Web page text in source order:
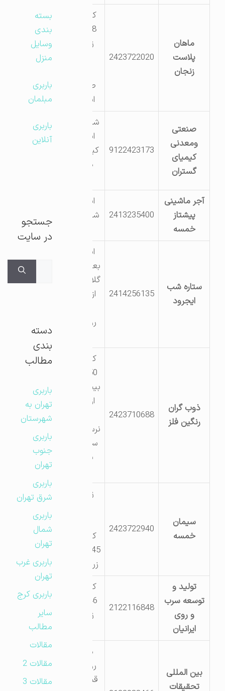
ماهان
پلاست
زنجان
2423722020
کیلومتر
38جاده
زنجان
صنعتی
ایجرود
صنعتی
ومعدنی
کیمیای
گستران
9122423173
شهرستان
ایجرود
دست
آجر ماشینی
پیشتاز
خمسه
2413235400
ایجرود
شهر زرین
ستاره شب
ایجرود
2414256135
ایجرود
بعد از سد
گلابر بالاتر
از محل
روستای
ذوب گران
رنگین فلز
2423710688
کیلومتر
50 جاده
بیجار بعد
از زرین
نرسیده به
سه راهی
سعید
سیمان
خمسه
2423722940
زنجان
کیلومتر
45 ،بعد از
زرین آباد
تولید و
توسعه سرب
و روی
ایرانیان
2122116848
کیلومتر
46 جاده
زنجان
بین المللی
تحقیقات
مابین
روستای
قمچقای
بسته
بندی
وسایل
منزل
باربری
مبلمان
باربری
آنلاین
جستجو
در سایت
دسته
بندی
مطالب
باربری
تهران به
شهرستان
باربری
جنوب
تهران
باربری
شرق تهران
باربری
شمال
تهران
باربری غرب
تهران
باربری کرج
مطالب
مقالات
مقالات 2
مقالات 3